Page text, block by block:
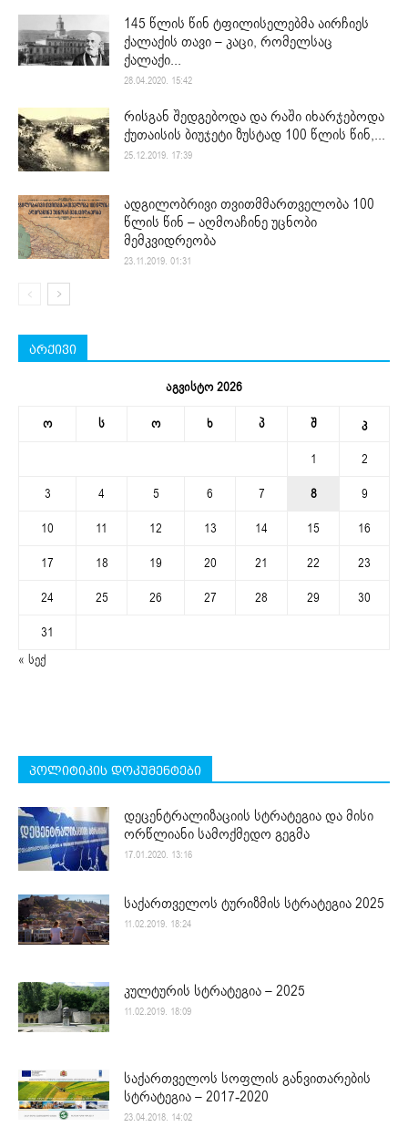
145 წლის წინ ტფილისელებმა აირჩიეს
ქალაქის თავი – კაცი, რომელსაც
ქალაქი...
28.04.2020. 15:42
რისგან შედგებოდა და რაში იხარჯებოდა
ქუთაისის ბიუჯეტი ზუსტად 100 წლის წინ,...
25.12.2019. 17:39
ადგილობრივი თვითმმართველობა 100
წლის წინ – აღმოაჩინე უცნობი
მემკვიდრეობა
23.11.2019. 01:31
არქივი
აგვისტო 2026
ო ს ო ხ პ შ კ
1
2
3
4 5 6 7 8
9
10
11 12 13 14 15
16
17
18 19 20 21 22
23
24
25 26 27 28 29
30
31
« სექ
პოლიტიკის დოკუმენტები
დეცენტრალიზაციის სტრატეგია და მისი
ორწლიანი სამოქმედო გეგმა
17.01.2020. 13:16
საქართველოს ტურიზმის სტრატეგია 2025
11.02.2019. 18:24
კულტურის სტრატეგია – 2025
11.02.2019. 18:09
საქართველოს სოფლის განვითარების
სტრატეგია – 2017-2020
23.04.2018. 14:02